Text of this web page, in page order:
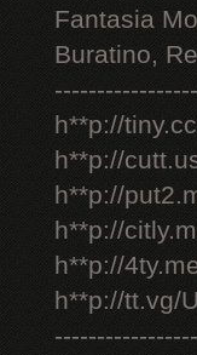
Fantasia
Buratino,
-----------------
h**p://
h**p://
h**p://
h**p://
h**p://
h**p://tt.vg/
-----------------